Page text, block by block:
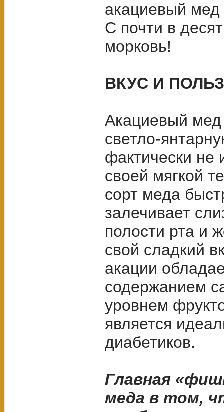
акациевый
С почти в
морковь!
ВКУС И
Акациевый
светло-
фактически не
своей мягкой
сорт меда
залечивает
полости рта и
свой сладкий
акации
содержанием
уровнем
является
диабетиков.
Главная
меда в том,